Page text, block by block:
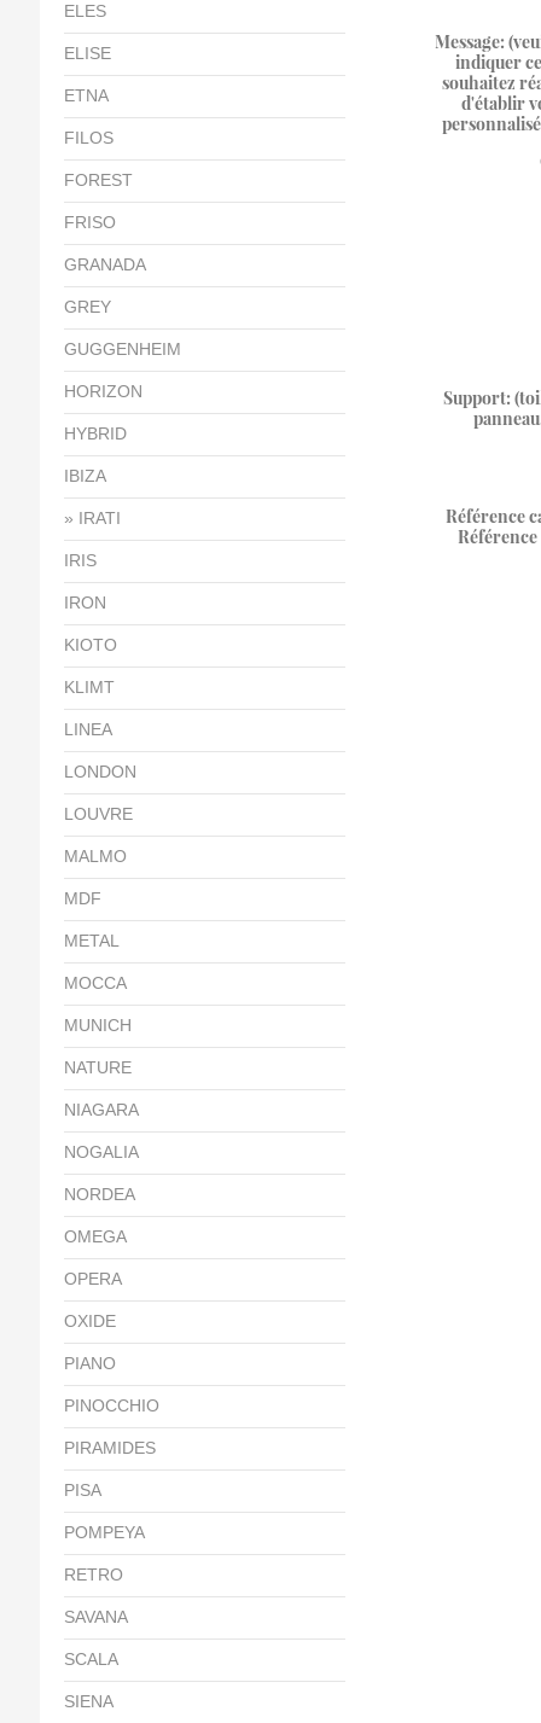
Message:
indiquer
souhaitez
d'établir
Support:
Référence
ELES
ELISE
ETNA
FILOS
FOREST
FRISO
GRANADA
GREY
GUGGENHEIM
HORIZON
HYBRID
IBIZA
IRATI
IRIS
IRON
KIOTO
KLIMT
LINEA
LONDON
LOUVRE
MALMO
MDF
METAL
MOCCA
MUNICH
NATURE
NIAGARA
NOGALIA
NORDEA
OMEGA
OPERA
OXIDE
PIANO
PINOCCHIO
PIRAMIDES
PISA
POMPEYA
RETRO
SAVANA
SCALA
SIENA